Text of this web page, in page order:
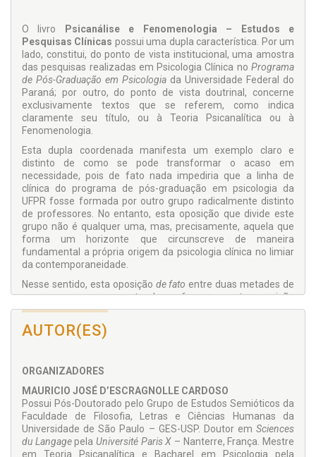
O livro
Psicanálise e Fenomenologia – Estudos e
Pesquisas Clínicas possui uma dupla característica. Por um
lado, constitui, do ponto de vista institucional, uma amostra
das pesquisas realizadas em Psicologia Clínica no Programa
de Pós-Graduação em Psicologia da Universidade Federal do
Paraná; por outro, do ponto de vista doutrinal, concerne
exclusivamente textos que se referem, como indica
claramente seu título, ou à Teoria Psicanalítica ou à
Fenomenologia.
Esta dupla coordenada manifesta um exemplo claro e
distinto de como se pode transformar o acaso em
necessidade, pois de fato nada impediria que a linha de
clínica do programa de pós-graduação em psicologia da
UFPR fosse formada por outro grupo radicalmente distinto
de professores. No entanto, esta oposição que divide este
grupo não é qualquer uma, mas, precisamente, aquela que
forma um horizonte que circunscreve de maneira
fundamental a própria origem da psicologia clínica no limiar
da contemporaneidade.
Nesse sentido, esta oposição de fato entre duas metades de
um mesmo agrupamento de professores, esta oposição
‘institucional’, também é simultaneamente a mesma quede
direito forma um horizonte heurístico essencial para a
compressão do sentido do que seja a clínica hoje.
transforma uma ‘cisão’ em ‘fundamento’ e uma oposição em
reunidos transpiram ao leitor em cada uma de suas páginas.
Eis o sentido, a necessidade, e consequentemente a
importância deste livro para todo aquele que se interessa
pela teoria e pela prática em psicologia clínica.
AUTOR(ES)
ORGANIZADORES
MAURICIO JOSÉ D’ESCRAGNOLLE CARDOSO
Possui Pós-Doutorado pelo Grupo de Estudos Semióticos da
Faculdade de Filoso­fia, Letras e Ciências Hu­manas da
Universidade de São Paulo – GES-USP. Doutor em Sciences
du LangagepelaUniversité Paris X – Nanterre, França. Mestre
em Teoria Psicanalítica e Bacharel em Psicologia pela